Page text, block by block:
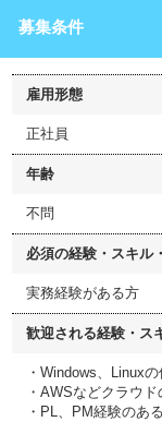
募集条件
雇用形態
正社員
年齢
不問
必須の経験・スキル
実務経験がある方
歓迎される経験・ス
・Windows、Linux
・AWSなどクラウ
・PL、PM経験のあ